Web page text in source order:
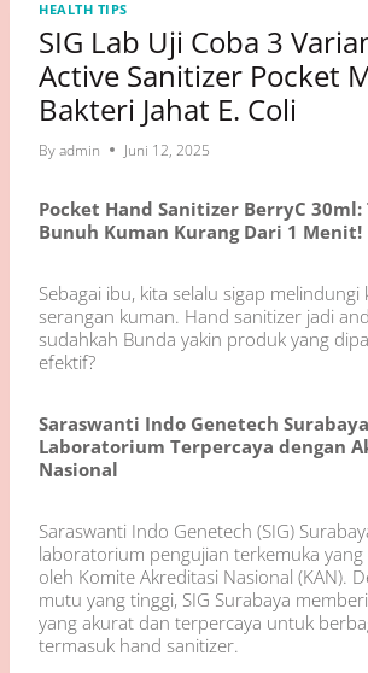
HEALTH TIPS
SIG Lab Uji Coba 3
Active Sanitizer Pocket
Bakteri Jahat E. Coli
Byadmin Juni 12, 2025
Pocket Hand Sanitizer BerryC
Bunuh Kuman Kurang Dari 1 Menit!
Sebagai ibu, kita selalu sigap melindungi
serangan kuman. Hand sanitizer jadi
sudahkah Bunda yakin produk yang
efektif?
Saraswanti Indo Genetech
Laboratorium Terpercaya dengan
Nasional
Saraswanti Indo Genetech (SIG)
laboratorium pengujian terkemuka
oleh Komite Akreditasi Nasional (KAN).
mutu yang tinggi, SIG Surabaya
yang akurat dan terpercaya untuk
termasuk hand sanitizer.